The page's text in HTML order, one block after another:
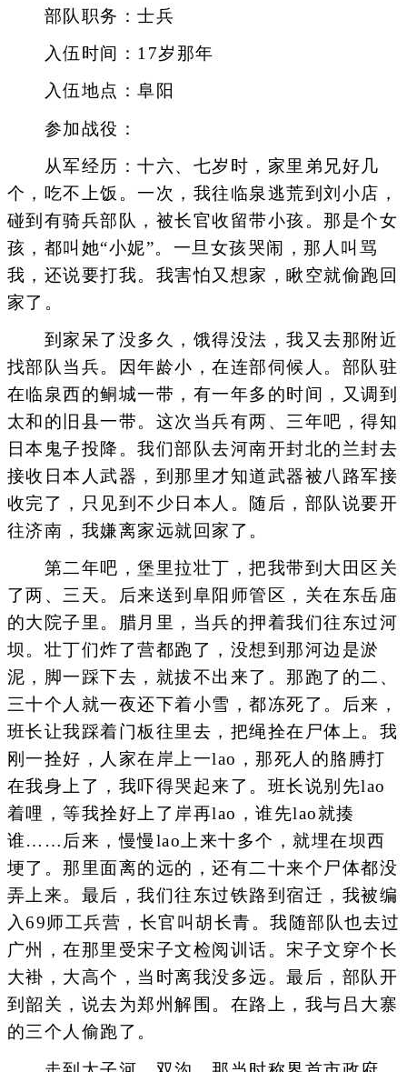
部队职务：士兵
入伍时间：17岁那年
入伍地点：阜阳
参加战役：
从军经历：十六、七岁时，家里弟兄好几
个，吃不上饭。一次，我往临泉逃荒到刘小店，
碰到有骑兵部队，被长官收留带小孩。那是个女
孩，都叫她“小妮”。一旦女孩哭闹，那人叫骂
我，还说要打我。我害怕又想家，瞅空就偷跑回
家了。
到家呆了没多久，饿得没法，我又去那附近
找部队当兵。因年龄小，在连部伺候人。部队驻
在临泉西的鲖城一带，有一年多的时间，又调到
太和的旧县一带。这次当兵有两、三年吧，得知
日本鬼子投降。我们部队去河南开封北的兰封去
接收日本人武器，到那里才知道武器被八路军接
收完了，只见到不少日本人。随后，部队说要开
往济南，我嫌离家远就回家了。
第二年吧，堡里拉壮丁，把我带到大田区关
了两、三天。后来送到阜阳师管区，关在东岳庙
的大院子里。腊月里，当兵的押着我们往东过河
坝。壮丁们炸了营都跑了，没想到那河边是淤
泥，脚一踩下去，就拔不出来了。那跑了的二、
三十个人就一夜还下着小雪，都冻死了。后来，
班长让我踩着门板往里去，把绳拴在尸体上。我
刚一拴好，人家在岸上一lao，那死人的胳膊打
在我身上了，我吓得哭起来了。班长说别先lao
着哩，等我拴好上了岸再lao，谁先lao就揍
谁……后来，慢慢lao上来十多个，就埋在坝西
埂了。那里面离的远的，还有二十来个尸体都没
弄上来。最后，我们往东过铁路到宿迁，我被编
入69师工兵营，长官叫胡长青。我随部队也去过
广州，在那里受宋子文检阅训话。宋子文穿个长
大褂，大高个，当时离我没多远。最后，部队开
到韶关，说去为郑州解围。在路上，我与吕大寨
的三个人偷跑了。